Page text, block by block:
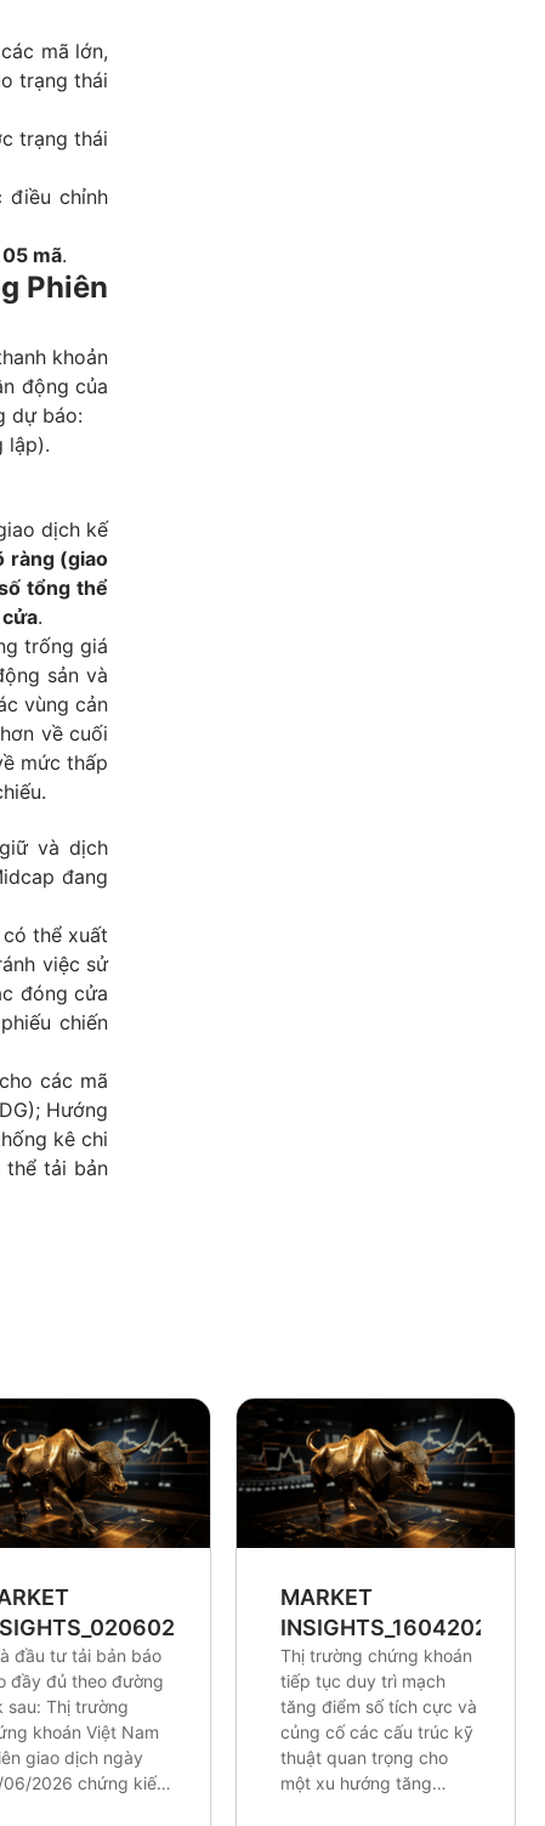
mã lớn,
trạng thái
trạng thái
điều chỉnh
05 mã.
Phiên
khoản
động của
dự báo:
lập).
dịch kế
ràng (giao
tổng thể
.
trống giá
sản và
vùng cản
về cuối
mức thấp
và dịch
đang
thể xuất
việc sử
đóng cửa
chiến
các mã
Hướng
kê chi
thể tải bản
đầu tư tải bản báo
đầy đủ theo đường
sau: Thị trường
khoán Việt Nam
giao dịch ngày
06/2026 chứng kiến
MARKET
INSIGHTS_16042026
Thị trường chứng khoán
tiếp tục duy trì mạch
tăng điểm số tích cực và
củng cố các cấu trúc kỹ
thuật quan trọng cho
một xu hướng tăng